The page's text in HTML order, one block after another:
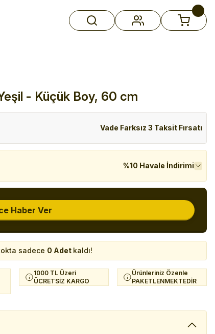
- Küçük Boy, 60 cm
Vade Farksız 3 Taksit Fırsatı
%10 Havale İndirimi
Haber Ver
sadece 0 Adet kaldı!
1000 TL Üzeri
ÜCRETSİZ KARGO
Ürünleriniz Özenle
PAKETLENMEKTEDİR